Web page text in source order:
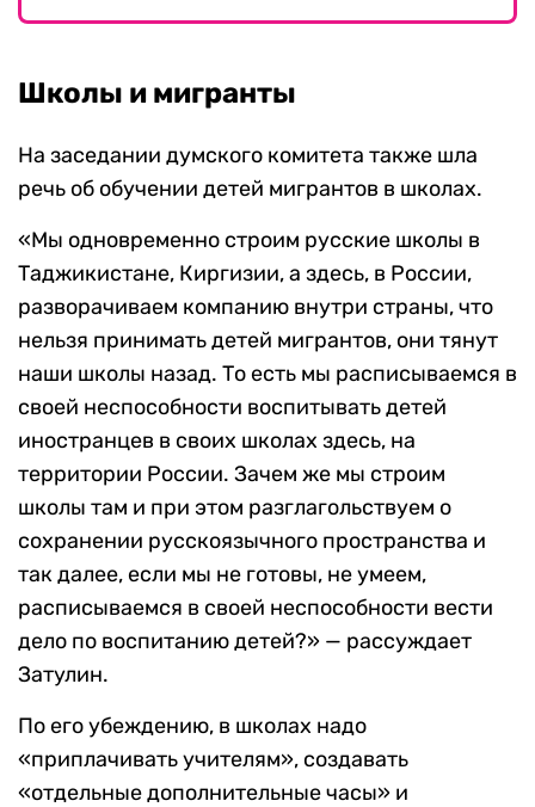
Школы и мигранты
На заседании думского комитета также шла
речь об обучении детей мигрантов в школах.
«Мы одновременно строим русские школы в
Таджикистане, Киргизии, а здесь, в России,
разворачиваем компанию внутри страны, что
нельзя принимать детей мигрантов, они тянут
наши школы назад. То есть мы расписываемся в
своей неспособности воспитывать детей
иностранцев в своих школах здесь, на
территории России. Зачем же мы строим
школы там и при этом разглагольствуем о
сохранении русскоязычного пространства и
так далее, если мы не готовы, не умеем,
расписываемся в своей неспособности вести
дело по воспитанию детей?» — рассуждает
Затулин.
По его убеждению, в школах надо
«приплачивать учителям», создавать
«отдельные дополнительные часы» и